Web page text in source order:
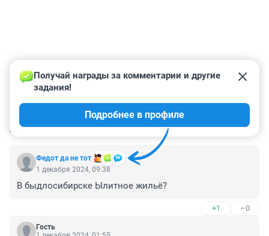
КОММЕНТАРИИ 173
Федот да не тот
Получай награды за комментарии и другие
задания!
Подробнее в профиле
1 декабря 2024, 09:38
В быдлосибирске Ылитное жильё?
+1 –0
Гость